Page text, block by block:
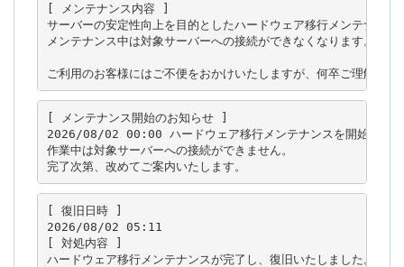
[ メンテナンス内容 ]
サーバーの安定性向上を目的としたハードウェア移行メンテナンス
メンテナンス中は対象サーバーへの接続ができなくなります。
ご利用のお客様にはご不便をおかけいたしますが、何卒ご理解のほ
[ メンテナンス開始のお知らせ ]
2026/08/02 00:00 ハードウェア移行メンテナンスを開始いたし
作業中は対象サーバーへの接続ができません。
[ 復旧日時 ]
2026/08/02 05:11
[ 対処内容 ]
ハードウェア移行メンテナンスが完了し、復旧いたしました。